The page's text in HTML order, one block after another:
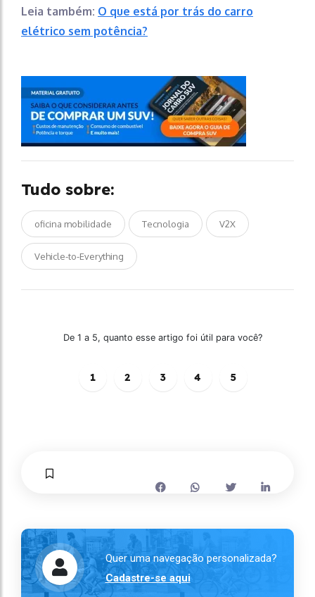
Leia também: O que está por trás do carro
elétrico sem potência?
Tudo sobre:
oficina mobilidade Tecnologia V2X
Vehicle-to-Everything
De 1 a 5, quanto esse artigo foi útil para você?
1 2 3 4 5
Quer uma navegação personalizada?
Cadastre-se aqui